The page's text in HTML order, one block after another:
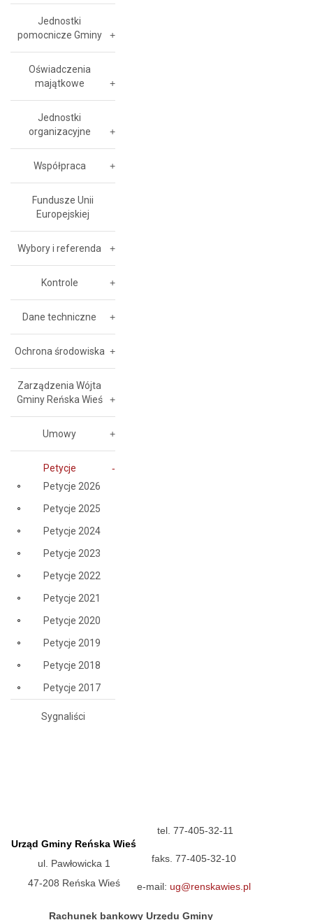
Jednostki
pomocnicze Gminy
Oświadczenia
majątkowe
Jednostki
organizacyjne
Współpraca
Fundusze Unii
Europejskiej
Wybory i referenda
Kontrole
Dane techniczne
Ochrona środowiska
Zarządzenia Wójta
Gminy Reńska Wieś
Umowy
Petycje
Petycje 2026
Petycje 2025
Petycje 2024
Petycje 2023
Petycje 2022
Petycje 2021
Petycje 2020
Petycje 2019
Petycje 2018
Petycje 2017
Sygnaliści
Urząd Gminy Reńska Wieś
ul. Pawłowicka 1
47-208 Reńska Wieś
tel. 77-405-32-11
faks. 77-405-32-10
e-mail: ug@renskawies.pl
Rachunek bankowy Urzędu Gminy